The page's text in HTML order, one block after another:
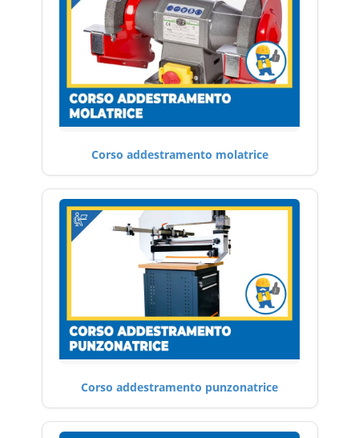
Corso addestramento molatrice
Corso addestramento punzonatrice